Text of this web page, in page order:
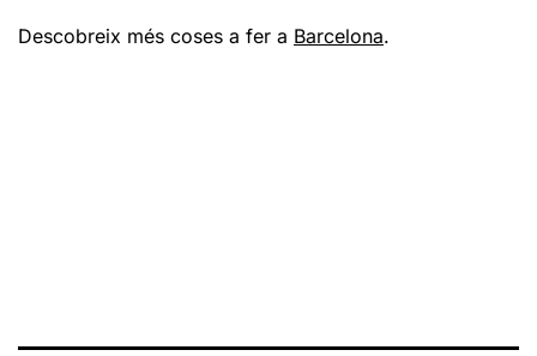
Descobreix més coses a fer a Barcelona.